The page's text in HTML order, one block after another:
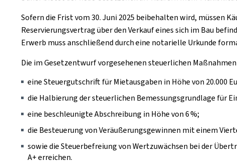
Sofern die Frist vom 30. Juni 2025 beibehalten wird, müssen
Reservierungsvertrag über den Verkauf eines sich im Bau
Erwerb muss anschließend durch eine notarielle Urkunde
Die im Gesetzentwurf vorgesehenen steuerlichen
eine Steuergutschrift für Mietausgaben in Höhe von 20.000
die Halbierung der steuerlichen Bemessungsgrundlage für
eine beschleunigte Abschreibung in Höhe von 6 %;
die Besteuerung von Veräußerungsgewinnen mit einem
sowie die Steuerbefreiung von Wertzuwächsen bei der
A+ erreichen.